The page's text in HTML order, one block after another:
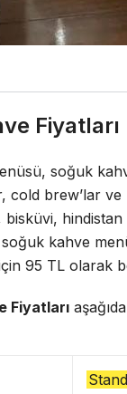
Fiyatları
soğuk
cold brew’lar
bisküvi,
soğuk kahve
95 TL olarak
Fiyatları